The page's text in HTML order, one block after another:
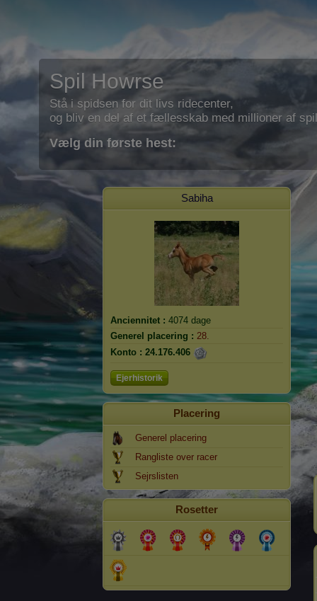
Spil Howrse
Stå i spidsen for dit livs ridecenter,
og bliv en del af et fællesskab med millioner af
Vælg din første hest:
Sabiha
Anciennitet : 4074 dage
Generel placering : 28.
Konto : 24.176.406
Ejerhistorik
Placering
Generel placering
Rangliste over racer
Sejrslisten
Rosetter